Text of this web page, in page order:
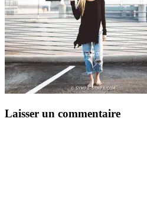
Laisser un commentaire